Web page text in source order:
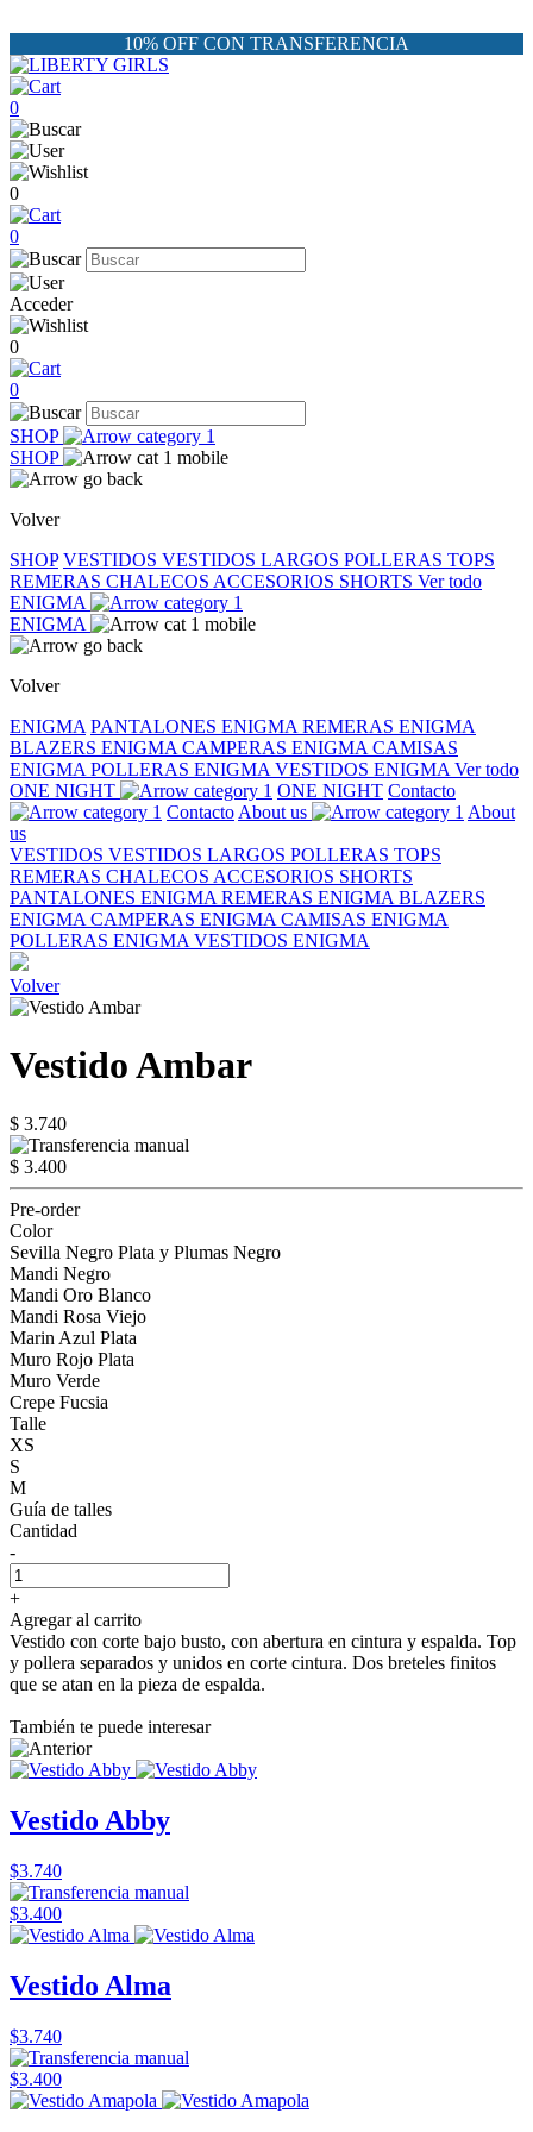
10% OFF CON TRANSFERENCIA
0
0
0
Acceder
0
0
SHOP
SHOP
Volver
SHOP VESTIDOS VESTIDOS LARGOS POLLERAS TOPS
REMERAS CHALECOS ACCESORIOS SHORTS Ver todo
ENIGMA
ENIGMA
Volver
ENIGMA PANTALONES ENIGMA REMERAS ENIGMA
BLAZERS ENIGMA CAMPERAS ENIGMA CAMISAS
ENIGMA POLLERAS ENIGMA VESTIDOS ENIGMA Ver todo
ONE NIGHT
ONE NIGHT Contacto
Contacto About us
About
us
VESTIDOS VESTIDOS LARGOS POLLERAS TOPS
REMERAS CHALECOS ACCESORIOS SHORTS
PANTALONES ENIGMA REMERAS ENIGMA BLAZERS
ENIGMA CAMPERAS ENIGMA CAMISAS ENIGMA
POLLERAS ENIGMA VESTIDOS ENIGMA
Volver
Vestido Ambar
$ 3.740
$ 3.400
Pre-order
Color
Sevilla Negro Plata y Plumas Negro
Mandi Negro
Mandi Oro Blanco
Mandi Rosa Viejo
Marin Azul Plata
Muro Rojo Plata
Muro Verde
Crepe Fucsia
Talle
XS
S
M
Guía de talles
Cantidad
-
+
Agregar al carrito
Vestido con corte bajo busto, con abertura en cintura y espalda. Top
y pollera separados y unidos en corte cintura. Dos breteles finitos
que se atan en la pieza de espalda.
También te puede interesar
Vestido Abby
$3.740
$3.400
Vestido Alma
$3.740
$3.400